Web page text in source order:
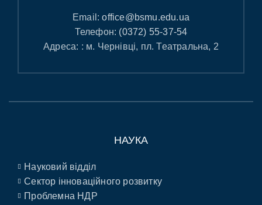
Email:office@bsmu.edu.ua
Телефон: (0372) 55-37-54
Адреса: : м. Чернівці, пл. Театральна, 2
НАУКА
Науковий відділ
Сектор інноваційного розвитку
Проблемна НДР